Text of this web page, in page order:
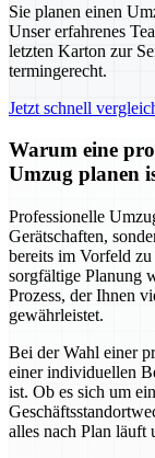
Sie planen einen
Unser erfahrenes
letzten Karton zur
termingerecht.
Jetzt schnell
Warum eine
Umzug planen
Professionelle
Gerätschaften,
bereits im Vorfeld
sorgfältige Planung
Prozess, der Ihnen
gewährleistet.
Bei der Wahl einer
einer individuellen
ist. Ob es sich um
alles nach Plan läuft